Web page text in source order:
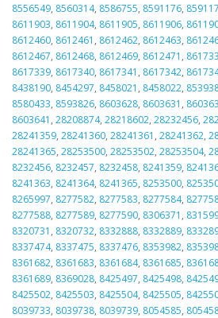
8556549, 8560314, 8586755, 8591176,
8611903, 8611904, 8611905, 8611906,
8612460, 8612461 , 8612462, 8612463,
8612467, 8612468, 8612469, 8612471 ,
8617339, 8617340, 8617341 , 8617342,
8438190, 8454297, 8458021 , 8458022,
8580433, 8593826, 8603628, 8603631 ,
8603641 , 28208874, 28218602, 28232456,
28241359, 28241360, 28241361 , 28241362,
28241365, 28253500, 28253502, 28253504,
8232456, 8232457, 8232458, 8241359,
8241363, 8241364, 8241365, 8253500,
8265997, 8277582, 8277583, 8277584,
8277588, 8277589, 8277590, 8306371 ,
8320731 , 8320732, 8332888, 8332889,
8337474, 8337475, 8337476, 8353982,
8361682, 8361683, 8361684, 8361685,
8361689, 8369028, 8425497, 8425498,
8425502, 8425503, 8425504, 8425505,
8039733, 8039738, 8039739, 8054585,